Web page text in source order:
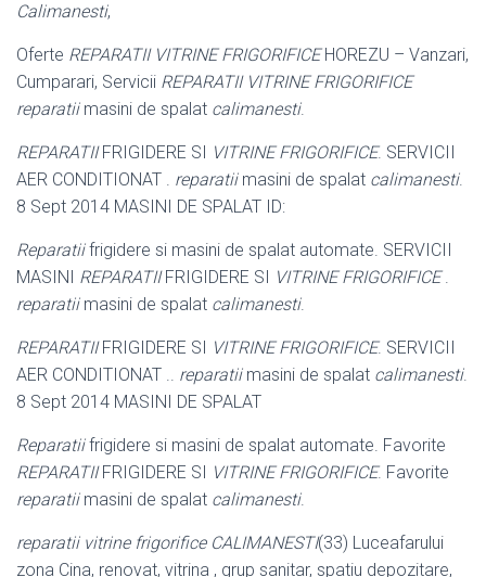
Calimanesti,
Oferte REPARATII VITRINE FRIGORIFICEHOREZU – Vanzari,
Cumparari, Servicii REPARATII VITRINE FRIGORIFICE
reparatiimasini de spalat calimanesti.
REPARATIIFRIGIDERE SI VITRINE FRIGORIFICE. SERVICII
AER CONDITIONAT . reparatiimasini de spalat calimanesti.
8 Sept 2014 MASINI DE SPALAT ID:
Reparatiifrigidere si masini de spalat automate. SERVICII
MASINI REPARATIIFRIGIDERE SI VITRINE FRIGORIFICE.
reparatiimasini de spalat calimanesti.
REPARATIIFRIGIDERE SI VITRINE FRIGORIFICE. SERVICII
AER CONDITIONAT .. reparatiimasini de spalat calimanesti.
8 Sept 2014 MASINI DE SPALAT
Reparatiifrigidere si masini de spalat automate. Favorite
REPARATIIFRIGIDERE SI VITRINE FRIGORIFICE. Favorite
reparatiimasini de spalat calimanesti.
reparatii vitrine frigorifice CALIMANESTI(33) Luceafarului
zona Cina, renovat, vitrina , grup sanitar, spatiu depozitare,